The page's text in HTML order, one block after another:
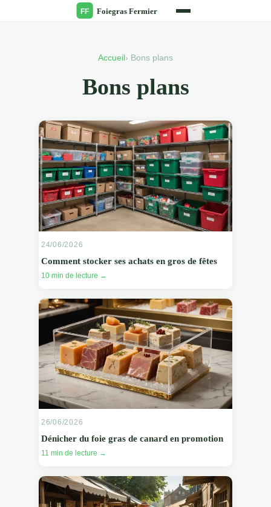
Accueil › Bons plans
Bons plans
24/06/2026
Comment stocker ses achats en gros de fêtes
10 min de lecture →
26/06/2026
Dénicher du foie gras de canard en promotion
11 min de lecture →